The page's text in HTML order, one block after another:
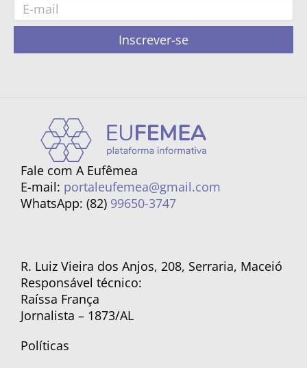
Inscrever-se
Fale com A Eufêmea
E-mail: portaleufemea@gmail.com
WhatsApp: (82) 99650-3747
R. Luiz Vieira dos Anjos, 208, Serraria, Maceió
Responsável técnico:
Raíssa França
Jornalista – 1873/AL
Políticas